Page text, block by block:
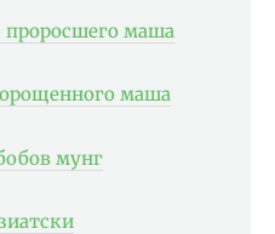
проросшего маша
маша
мунг